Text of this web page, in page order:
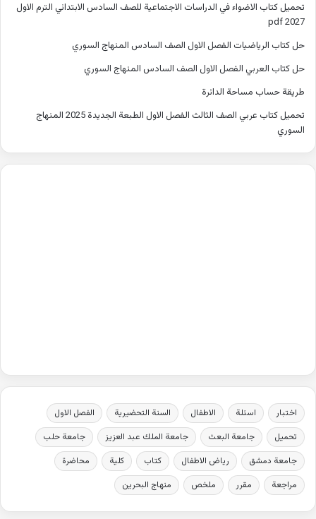
تحميل كتاب الاضواء في الدراسات الاجتماعية للصف السادس الابتدائي الترم الاول
2027 pdf
حل كتاب الرياضيات الفصل الاول الصف السادس المنهاج السوري
حل كتاب العربي الفصل الاول الصف السادس المنهاج السوري
طريقة حساب مساحة الدائرة
تحميل كتاب عربي الصف الثالث الفصل الاول الطبعة الجديدة 2025 المنهاج
السوري
اختبار اسئلة الاطفال السنة التحضيرية
الفصل الاول
تحميل
جامعة البعث جامعة الملك عبد العزيز
جامعة حلب
جامعة دمشق
رياض الاطفال كتاب كلية
محاضرة
مراجعة
مقرر ملخص منهاج البحرين